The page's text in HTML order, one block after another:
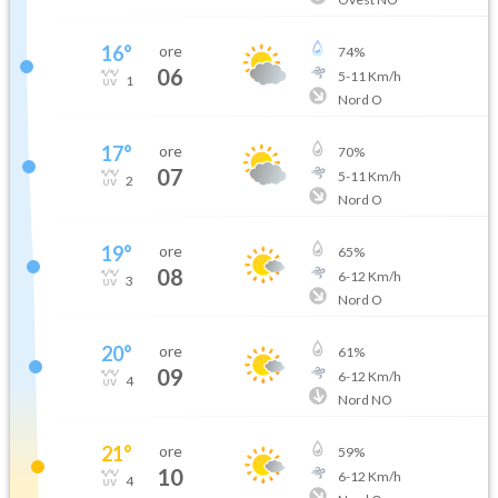
16°
1
ore
06
74%
5-11 Km/h
Nord O
17°
2
ore
07
70%
5-11 Km/h
Nord O
19°
3
ore
08
65%
6-12 Km/h
Nord O
20°
4
ore
09
61%
6-12 Km/h
Nord NO
21°
4
ore
10
59%
6-12 Km/h